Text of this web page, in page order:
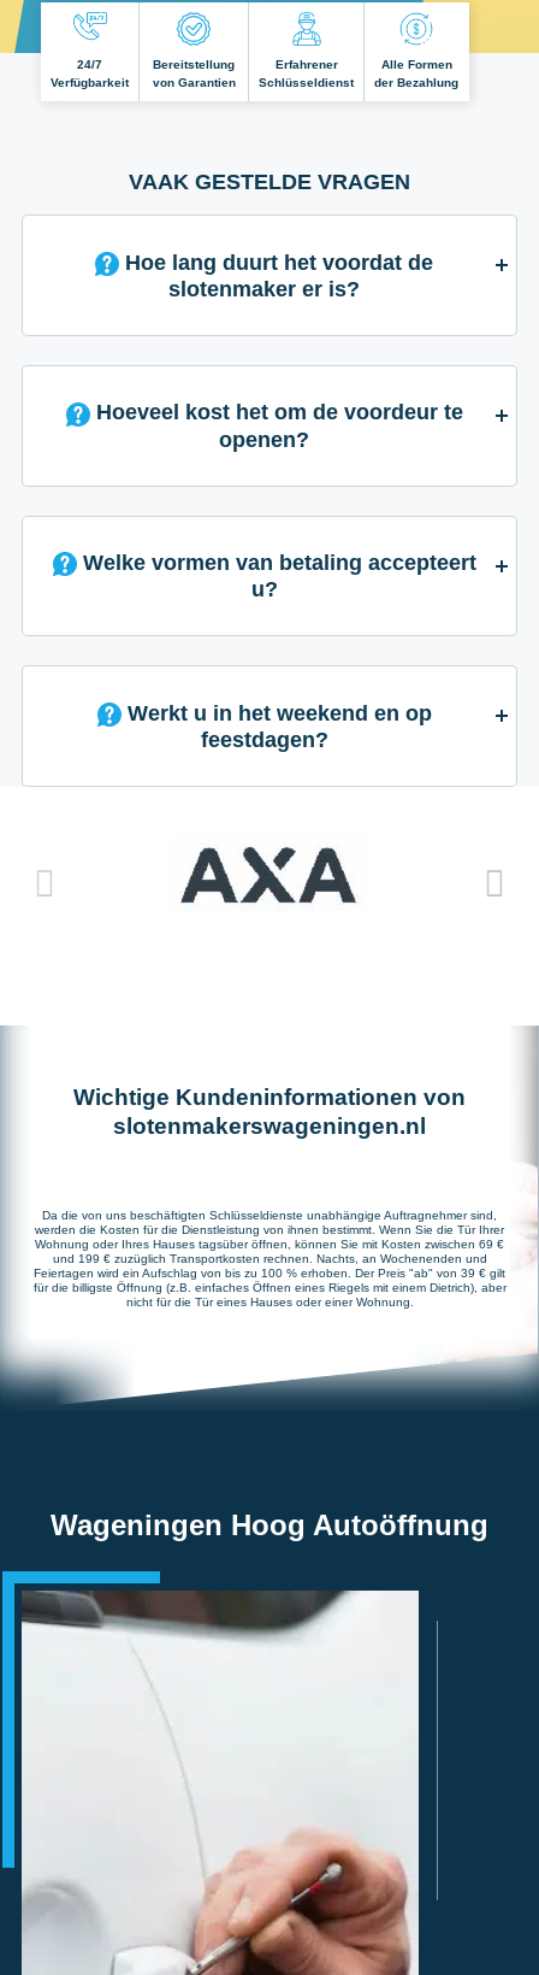
24/7
Verfügbarkeit
Bereitstellung
von Garantien
Erfahrener
Schlüsseldienst
Alle Formen
der Bezahlung
VAAK GESTELDE VRAGEN
slotenmaker er is?
Hoeveel kost het om de voordeur te
openen?
Welke vormen van betaling accepteert
u?
Werkt u in het weekend en op
feestdagen?
Wichtige Kundeninformationen von
slotenmakerswageningen.nl
Da die von uns beschäftigten Schlüsseldienste unabhängige Auftragnehmer sind,
werden die Kosten für die Dienstleistung von ihnen bestimmt. Wenn Sie die Tür Ihrer
Wohnung oder Ihres Hauses tagsüber öffnen, können Sie mit Kosten zwischen 69 €
und 199 € zuzüglich Transportkosten rechnen. Nachts, an Wochenenden und
Feiertagen wird ein Aufschlag von bis zu 100 % erhoben. Der Preis "ab" von 39 € gilt
für die billigste Öffnung (z.B. einfaches Öffnen eines Riegels mit einem Dietrich), aber
nicht für die Tür eines Hauses oder einer Wohnung.
Wageningen Hoog Autoöffnung